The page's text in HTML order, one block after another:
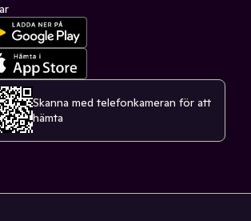
Skanna med telefonkameran för att
hämta